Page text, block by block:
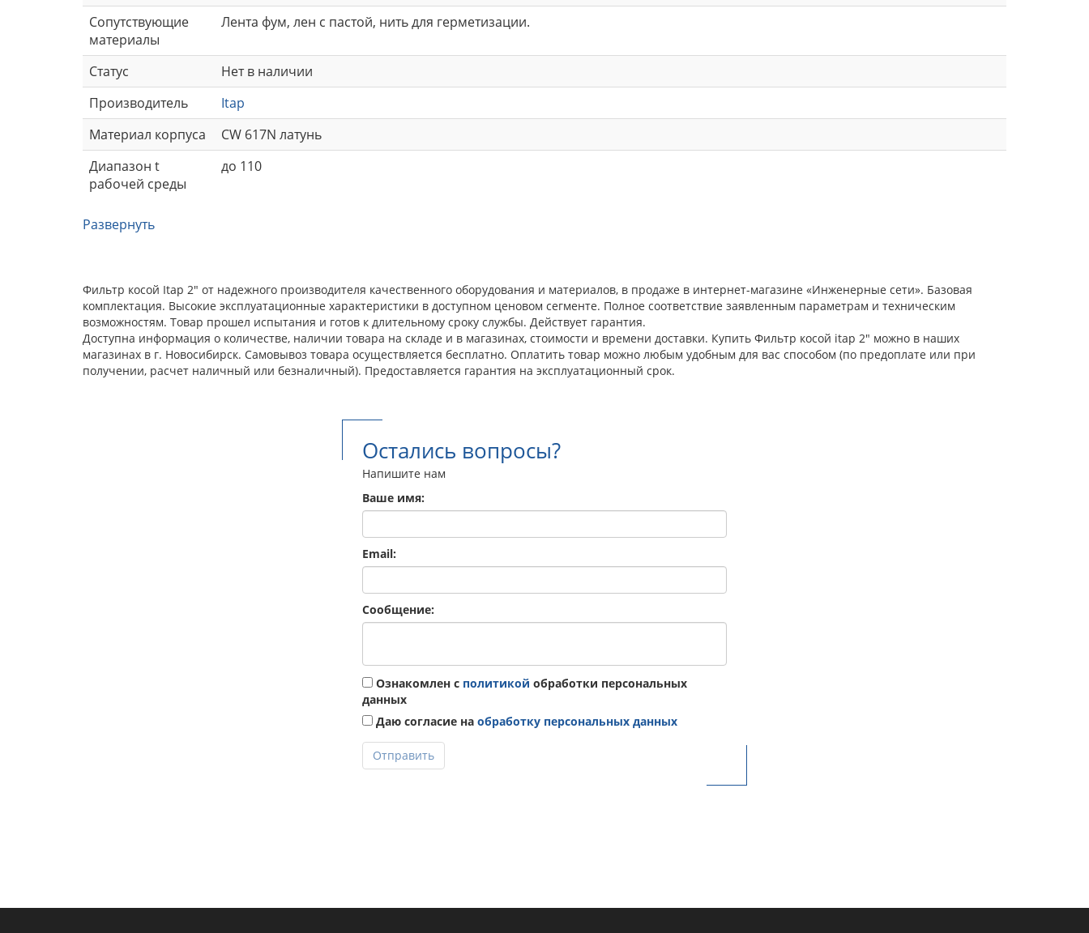
Сопутствующие
материалы
Лента фум, лен с пастой, нить для герметизации.
Статус
Нет в наличии
Производитель
Itap
Материал корпуса
CW 617N латунь
Диапазон t
рабочей среды
до 110
Развернуть
Фильтр косой Itap 2" от надежного производителя качественного оборудования и материалов, в продаже в интернет-магазине «Инженерные сети». Базовая
комплектация. Высокие эксплуатационные характеристики в доступном ценовом сегменте. Полное соответствие заявленным параметрам и техническим
возможностям. Товар прошел испытания и готов к длительному сроку службы. Действует гарантия.
Доступна информация о количестве, наличии товара на складе и в магазинах, стоимости и времени доставки. Купить Фильтр косой itap 2" можно в наших
магазинах в г. Новосибирск. Самовывоз товара осуществляется бесплатно. Оплатить товар можно любым удобным для вас способом (по предоплате или при
получении, расчет наличный или безналичный). Предоставляется гарантия на эксплуатационный срок.
Остались вопросы?
Напишите нам
Ваше имя:
Email:
Сообщение:
Ознакомлен с политикой обработки персональных
данных
Даю согласие на обработку персональных данных
Отправить